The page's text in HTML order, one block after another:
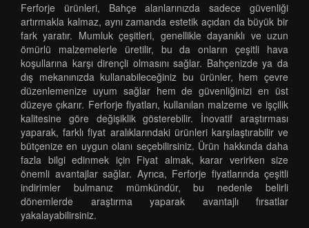
Ferforje ürünleri, Bahçe alanlarınızda sadece güvenliği
artırmakla kalmaz, aynı zamanda estetik açıdan da büyük bir
fark yaratır. Mumluk çeşitleri, genellikle dayanıklı ve uzun
ömürlü malzemelerle üretilir, bu da onların çeşitli hava
koşullarına karşı dirençli olmasını sağlar. Bahçenizde ya da
dış mekanınızda kullanabileceğiniz bu ürünler, hem çevre
düzenlemenize uyum sağlar hem de güvenliğinizi en üst
düzeye çıkarır. Ferforje fiyatları, kullanılan malzeme ve işçilik
kalitesine göre değişiklik gösterebilir. İnovatif araştırması
yaparak, farklı fiyat aralıklarındaki ürünleri karşılaştırabilir ve
bütçenize en uygun olanı seçebilirsiniz. Ürün hakkında daha
fazla bilgi edinmek için Fiyat almak, karar verirken size
önemli avantajlar sağlar. Ayrıca, Ferforje fiyatlarında çeşitli
indirimler bulmanız mümkündür, bu nedenle belirli
dönemlerde araştırma yaparak avantajlı fırsatlar
yakalayabilirsiniz.